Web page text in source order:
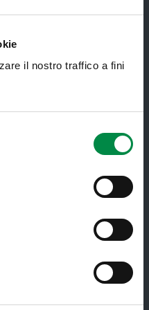
il nostro traffico a fini
-